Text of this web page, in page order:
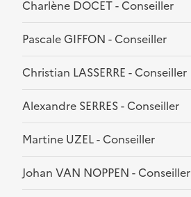
Charlène DOCET - Conseiller
Pascale GIFFON - Conseiller
Christian LASSERRE - Conseiller
Alexandre SERRES - Conseiller
Martine UZEL - Conseiller
Johan VAN NOPPEN - Conseiller